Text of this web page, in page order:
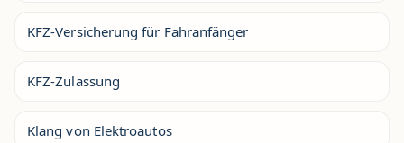
KFZ-Versicherung für Fahranfänger
KFZ-Zulassung
Klang von Elektroautos